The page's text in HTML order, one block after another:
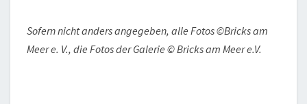
Sofern nicht anders angegeben, alle Fotos ©Bricks am
Meer e. V., die Fotos der Galerie © Bricks am Meer e.V.